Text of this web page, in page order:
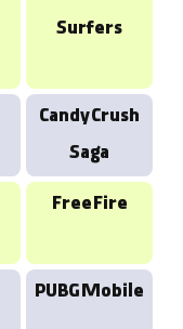
Surfers
Candy Crush
Saga
Free Fire
PUBG Mobile